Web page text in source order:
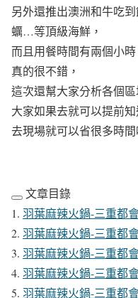
另外還推出澳洲和牛吃
蠣…等頂級海鮮，
而且用餐時間有兩個小時
真的很不錯，
這次還幫大家分析各個區
大家如果去就可以提前知
去現場就可以省很多時
文章目錄
羽葉麻辣火鍋-三重都
羽葉麻辣火鍋-三重都
羽葉麻辣火鍋-三重都
羽葉麻辣火鍋-三重都
羽葉麻辣火鍋-三重都